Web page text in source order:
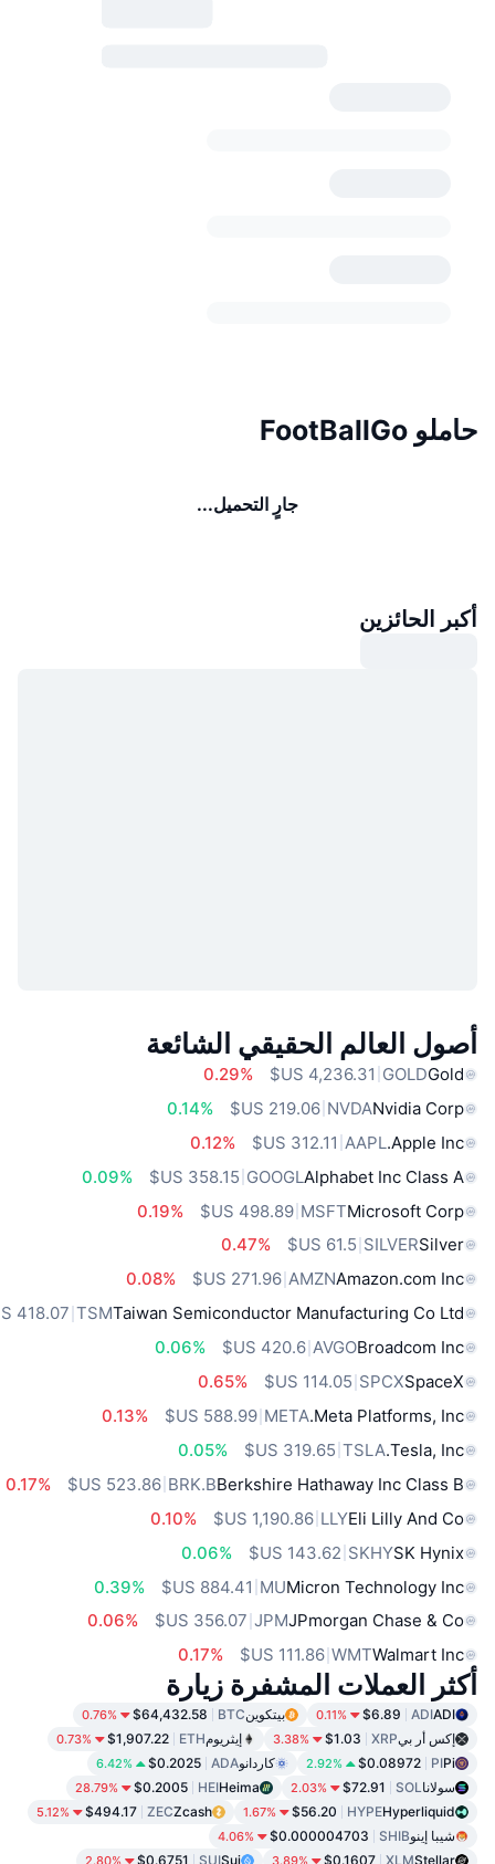
حاملو FootBallGo
جارٍ التحميل...
أكبر الحائزين
أصول العالم الحقيقي الشائعة
Gold
GOLD
0.29%
Nvidia Corp
NVDA
‏219.06 US$
0.14%
Apple Inc.
AAPL
0.12%
Alphabet Inc Class A
GOOGL
0.09%
Microsoft Corp
MSFT
‏498.89 US$
0.19%
Silver
SILVER
0.47%
Amazon.com Inc
AMZN
‏271.96 US$
0.08%
Taiwan Semiconductor Manufacturing Co Ltd
TSM
Broadcom Inc
AVGO
‏420.6 US$
0.06%
SpaceX
SPCX
0.65%
Meta Platforms, Inc.
META
‏588.99 US$
0.13%
Tesla, Inc.
TSLA
0.05%
Berkshire Hathaway Inc Class B
BRK.B
‏523.86 US$
0.17%
Eli Lilly And Co
LLY
‏‏1,190.86 US$
0.10%
SK Hynix
SKHY
0.06%
Micron Technology Inc
MU
0.39%
JPmorgan Chase & Co
JPM
0.06%
Walmart Inc
WMT
‏111.86 US$
0.17%
أكثر العملات المشفرة زيارة
ADI
ADI
$6.89
0.11% بيتكوينBTC
$64,432.58
0.76%
إكس أر بيXRP
$1.03
3.38% إيثريومETH
$1,907.22
0.73%
Pi
PI
$0.08972
2.92% كاردانوADA
$0.2025
6.42%
سولاناSOL
$72.91
2.03%
Heima
HEI
$0.2005
28.79%
Hyperliquid
HYPE
$56.20
1.67%
Zcash
ZEC
$494.17
5.12%
شيبا إينوSHIB
$0.000004703
4.06%
Stellar
XLM
$0.1607
Sui
SUI
$0.6751